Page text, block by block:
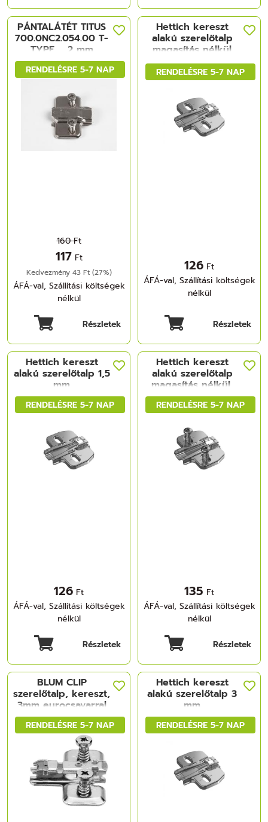
RENDELÉSRE 5-7 NAP
PÁNTALÁTÉT TITUS
700.0NC2.054.00 T-
TYPE, , 2 mm
EUROCSAVARRAL
NIKKEL
160 Ft
117 Ft
Kedvezmény 43 Ft (27%)
ÁFÁ-val, Szállítási költségek
nélkül
Részletek
RENDELÉSRE 5-7 NAP
Hettich kereszt
alakú szerelőtalp
magasítás nélkül
126 Ft
ÁFÁ-val, Szállítási költségek
nélkül
Részletek
RENDELÉSRE 5-7 NAP
Hettich kereszt
alakú szerelőtalp 1,5
mm
126 Ft
ÁFÁ-val, Szállítási költségek
nélkül
Részletek
RENDELÉSRE 5-7 NAP
Hettich kereszt
alakú szerelőtalp
magasítás nélkül,
előszerelt Euro
csavarokkal
135 Ft
ÁFÁ-val, Szállítási költségek
nélkül
Részletek
RENDELÉSRE 5-7 NAP
BLUM CLIP
szerelőtalp, kereszt,
3mm eurocsavarral
RENDELÉSRE 5-7 NAP
Hettich kereszt
alakú szerelőtalp 3
mm